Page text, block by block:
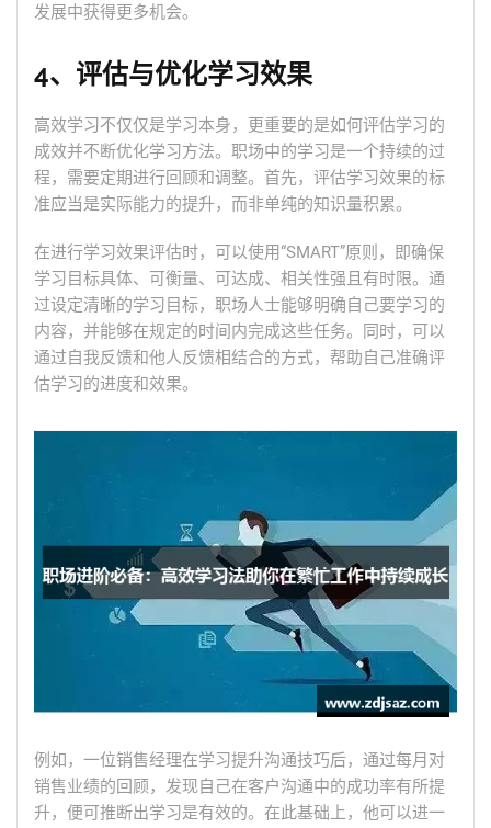
发展中获得更多机会。
4、评估与优化学习效果
高效学习不仅仅是学习本身，更重要的是如何评估学习的
成效并不断优化学习方法。职场中的学习是一个持续的过
程，需要定期进行回顾和调整。首先，评估学习效果的标
准应当是实际能力的提升，而非单纯的知识量积累。
在进行学习效果评估时，可以使用“SMART”原则，即确保
学习目标具体、可衡量、可达成、相关性强且有时限。通
过设定清晰的学习目标，职场人士能够明确自己要学习的
内容，并能够在规定的时间内完成这些任务。同时，可以
通过自我反馈和他人反馈相结合的方式，帮助自己准确评
估学习的进度和效果。
例如，一位销售经理在学习提升沟通技巧后，通过每月对
销售业绩的回顾，发现自己在客户沟通中的成功率有所提
升，便可推断出学习是有效的。在此基础上，他可以进一